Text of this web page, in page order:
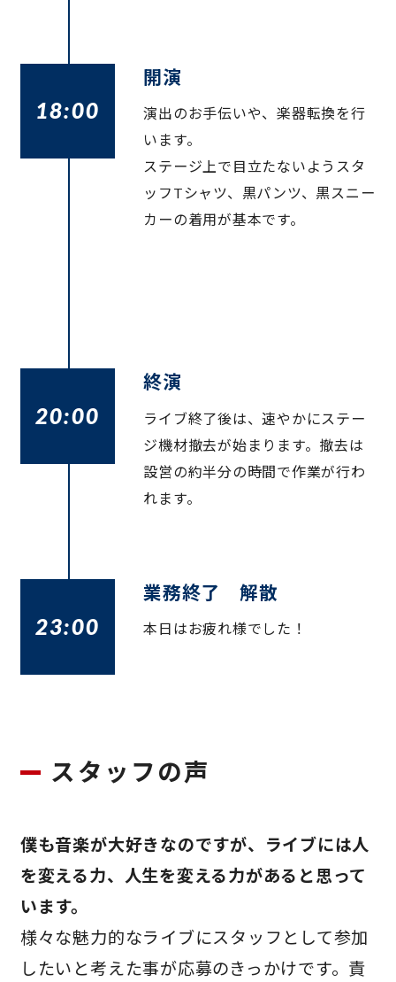
18:00
開演
演出のお手伝いや、楽器転換を行
います。
ステージ上で目立たないようスタ
ッフTシャツ、黒パンツ、黒スニー
カーの着用が基本です。
20:00
終演
ライブ終了後は、速やかにステー
ジ機材撤去が始まります。撤去は
設営の約半分の時間で作業が行わ
れます。
23:00
業務終了 解散
本日はお疲れ様でした！​
スタッフの声
僕も音楽が大好きなのですが、ライブには人
を変える力、人生を変える力があると思って
います。
様々な魅力的なライブにスタッフとして参加
したいと考えた事が応募のきっかけです。責